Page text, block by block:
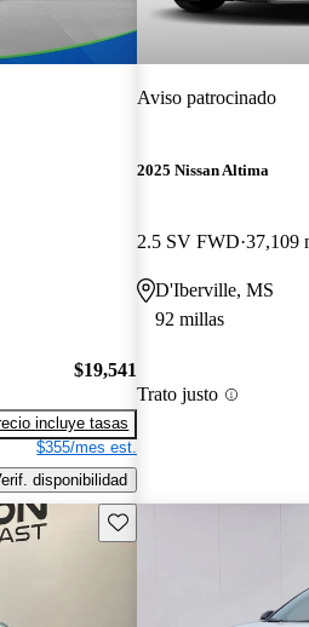
$19,541
incluye tasas
$355/mes est.
disponibilidad
Aviso patrocinado
2025 Nissan Altima
2.5 SV FWD 37,109
D'Iberville, MS
92 millas
Trato justo
Guarda este Aviso